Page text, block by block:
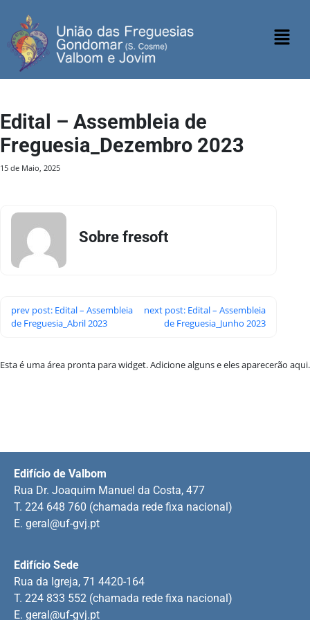
Edital – Assembleia de
Freguesia_Dezembro 2023
15 de Maio, 2025
Sobre fresoft
prev post: Edital – Assembleia
de Freguesia_Abril 2023
next post: Edital – Assembleia
de Freguesia_Junho 2023
Esta é uma área pronta para widget. Adicione alguns e eles aparecerão aqui.
Edifício Sede
Rua da Igreja, 71 4420-164
T. 224 833 552 (chamada rede fixa nacional)
E. geral@uf-gvj.pt
Edifício de Valbom
Rua Dr. Joaquim Manuel da Costa, 477
T. 224 648 760 (chamada rede fixa nacional)
E. geral@uf-gvj.pt